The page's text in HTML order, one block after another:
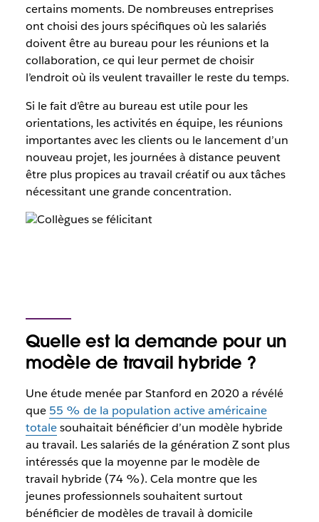
certains moments. De nombreuses entreprises
ont choisi des jours spécifiques où les salariés
doivent être au bureau pour les réunions et la
collaboration, ce qui leur permet de choisir
l’endroit où ils veulent travailler le reste du temps.
Si le fait d’être au bureau est utile pour les
orientations, les activités en équipe, les réunions
importantes avec les clients ou le lancement d’un
nouveau projet, les journées à distance peuvent
être plus propices au travail créatif ou aux tâches
nécessitant une grande concentration.
Quelle est la demande pour un
modèle de travail hybride ?
Une étude menée par Stanford en 2020 a révélé
que55 % de la population active américaine
totalesouhaitait bénéficier d’un modèle hybride
au travail. Les salariés de la génération Z sont plus
intéressés que la moyenne par le modèle de
travail hybride (74 %). Cela montre que les
jeunes professionnels souhaitent surtout
bénéficier de modèles de travail à domicile